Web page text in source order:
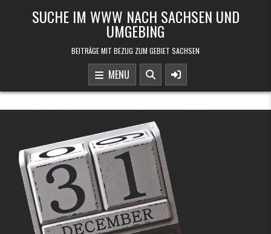
SUCHE IM WWW NACH SACHSEN UND
UMGEBING
BEITRÄGE MIT BEZUG ZUM GEBIET SACHSEN
MENU